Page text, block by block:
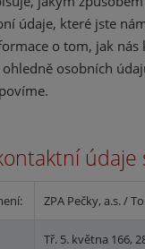
údaje, které jste
o tom, jak nás
osobních
údaje
ZPA Pečky, a.s. /
Tř. 5. května 166,